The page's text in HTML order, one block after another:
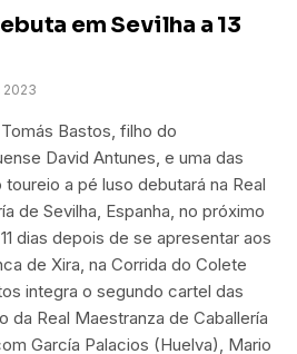
em Sevilha a 13
2023
Bastos, filho do
David Antunes, e uma das
a pé luso debutará na Real
de Sevilha, Espanha, no próximo
dias depois de se apresentar aos
de Xira, na Corrida do Colete
integra o segundo cartel das
da Real Maestranza de Caballería
García Palacios (Huelva), Mario